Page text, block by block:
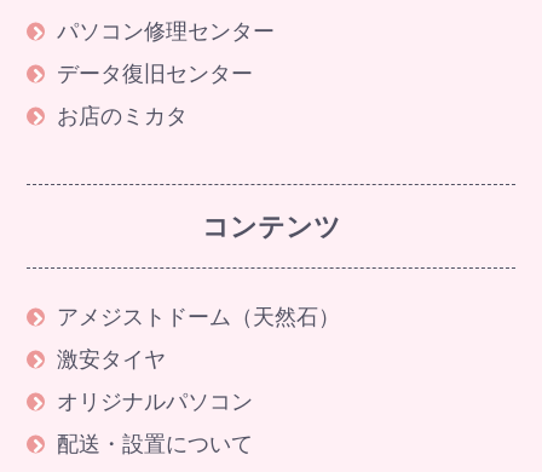
パソコン修理センター
データ復旧センター
お店のミカタ
コンテンツ
アメジストドーム（天然石）
激安タイヤ
オリジナルパソコン
配送・設置について